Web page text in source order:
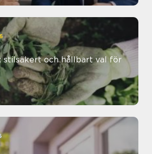
stilsäkert och hållbart val för